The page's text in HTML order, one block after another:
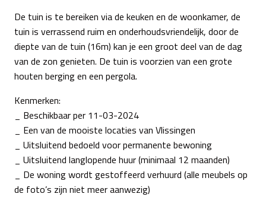
De tuin is te bereiken via de keuken en de woonkamer, de
tuin is verrassend ruim en onderhoudsvriendelijk, door de
diepte van de tuin (16m) kan je een groot deel van de dag
van de zon genieten. De tuin is voorzien van een grote
houten berging en een pergola.
Kenmerken:
_ Beschikbaar per 11-03-2024
_ Een van de mooiste locaties van Vlissingen
_ Uitsluitend bedoeld voor permanente bewoning
_ Uitsluitend langlopende huur (minimaal 12 maanden)
_ De woning wordt gestoffeerd verhuurd (alle meubels op
de foto’s zijn niet meer aanwezig)